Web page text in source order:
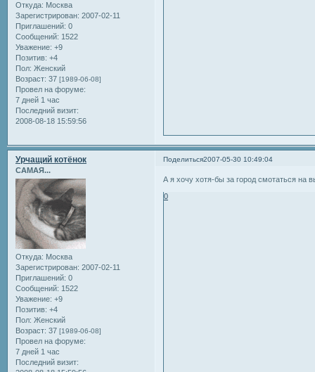
Откуда: Москва
Зарегистрирован: 2007-02-11
Приглашений: 0
Сообщений: 1522
Уважение: +9
Позитив: +4
Пол: Женский
Возраст: 37 [1989-06-08]
Провел на форуме:
7 дней 1 час
Последний визит:
2008-08-18 15:59:56
Поделиться2007-05-30 10:49:04
Урчащий котёнок
САМАЯ...
Откуда: Москва
Зарегистрирован: 2007-02-11
Приглашений: 0
Сообщений: 1522
Уважение: +9
Позитив: +4
Пол: Женский
Возраст: 37 [1989-06-08]
Провел на форуме:
7 дней 1 час
Последний визит:
А я хочу хотя-бы за город смотаться на
0